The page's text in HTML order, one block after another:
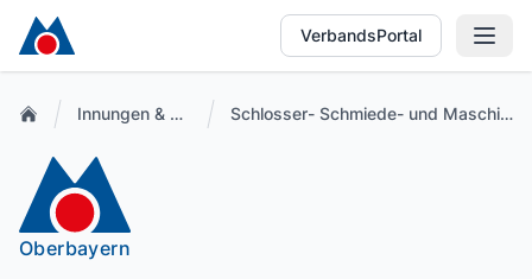
VerbandsPortal
Innungen & Fachbetriebe Schlosser- Schmiede- und Maschinenbauer-Innung Ingolstadt
Oberbayern